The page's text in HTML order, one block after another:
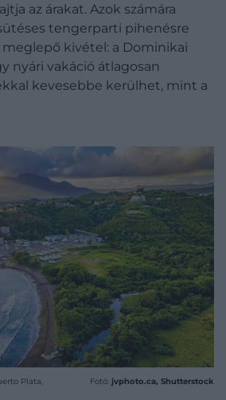
az árakat. Azok számára
tengerparti pihenésre
kivétel: a Dominikai
nyári vakáció átlagosan
kevesebbe kerülhet, mint a
Plata,
Fotó: jvphoto.ca, Shutterstock